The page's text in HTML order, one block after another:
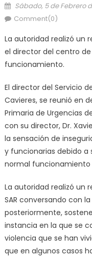
Posted on
Sábado, 5 de Febrero
Comment(0)
La autoridad realizó un
el director del centro
funcionamiento.
El director del Servicio
Cavieres, se reunió en
Primaria de Urgencias
con su director, Dr.
la sensación de
y funcionarias debido a
normal funcionamiento
La autoridad realizó un
SAR conversando con
posteriormente,
instancia en la que se
violencia que se han
que en algunos casos